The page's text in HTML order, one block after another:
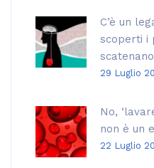
C’è un
scoperti i
29 Luglio
No,
non è un
22 Luglio